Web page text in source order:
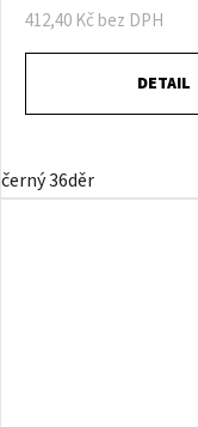
412,40 Kč bez DPH
DETAIL
černý 36děr